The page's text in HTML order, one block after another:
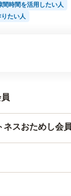
間時間を活用したい人
たい人
スおためし会員